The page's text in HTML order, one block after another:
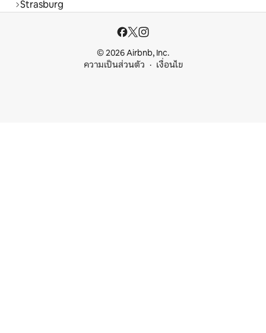
Strasburg
© 2026 Airbnb, Inc.
ความเป็นส่วนตัว
เงื่อนไข